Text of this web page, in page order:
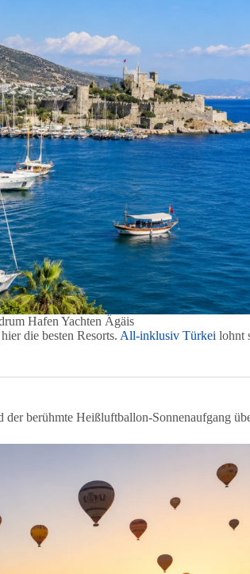
Hafen Yachten Ägäis
die besten Resorts. All-inklusiv Türkei lohnt
berühmte Heißluftballon-Sonnenaufgang